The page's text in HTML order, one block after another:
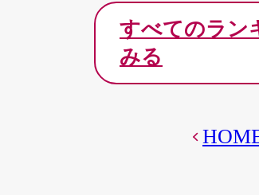
すべてのラン
みる